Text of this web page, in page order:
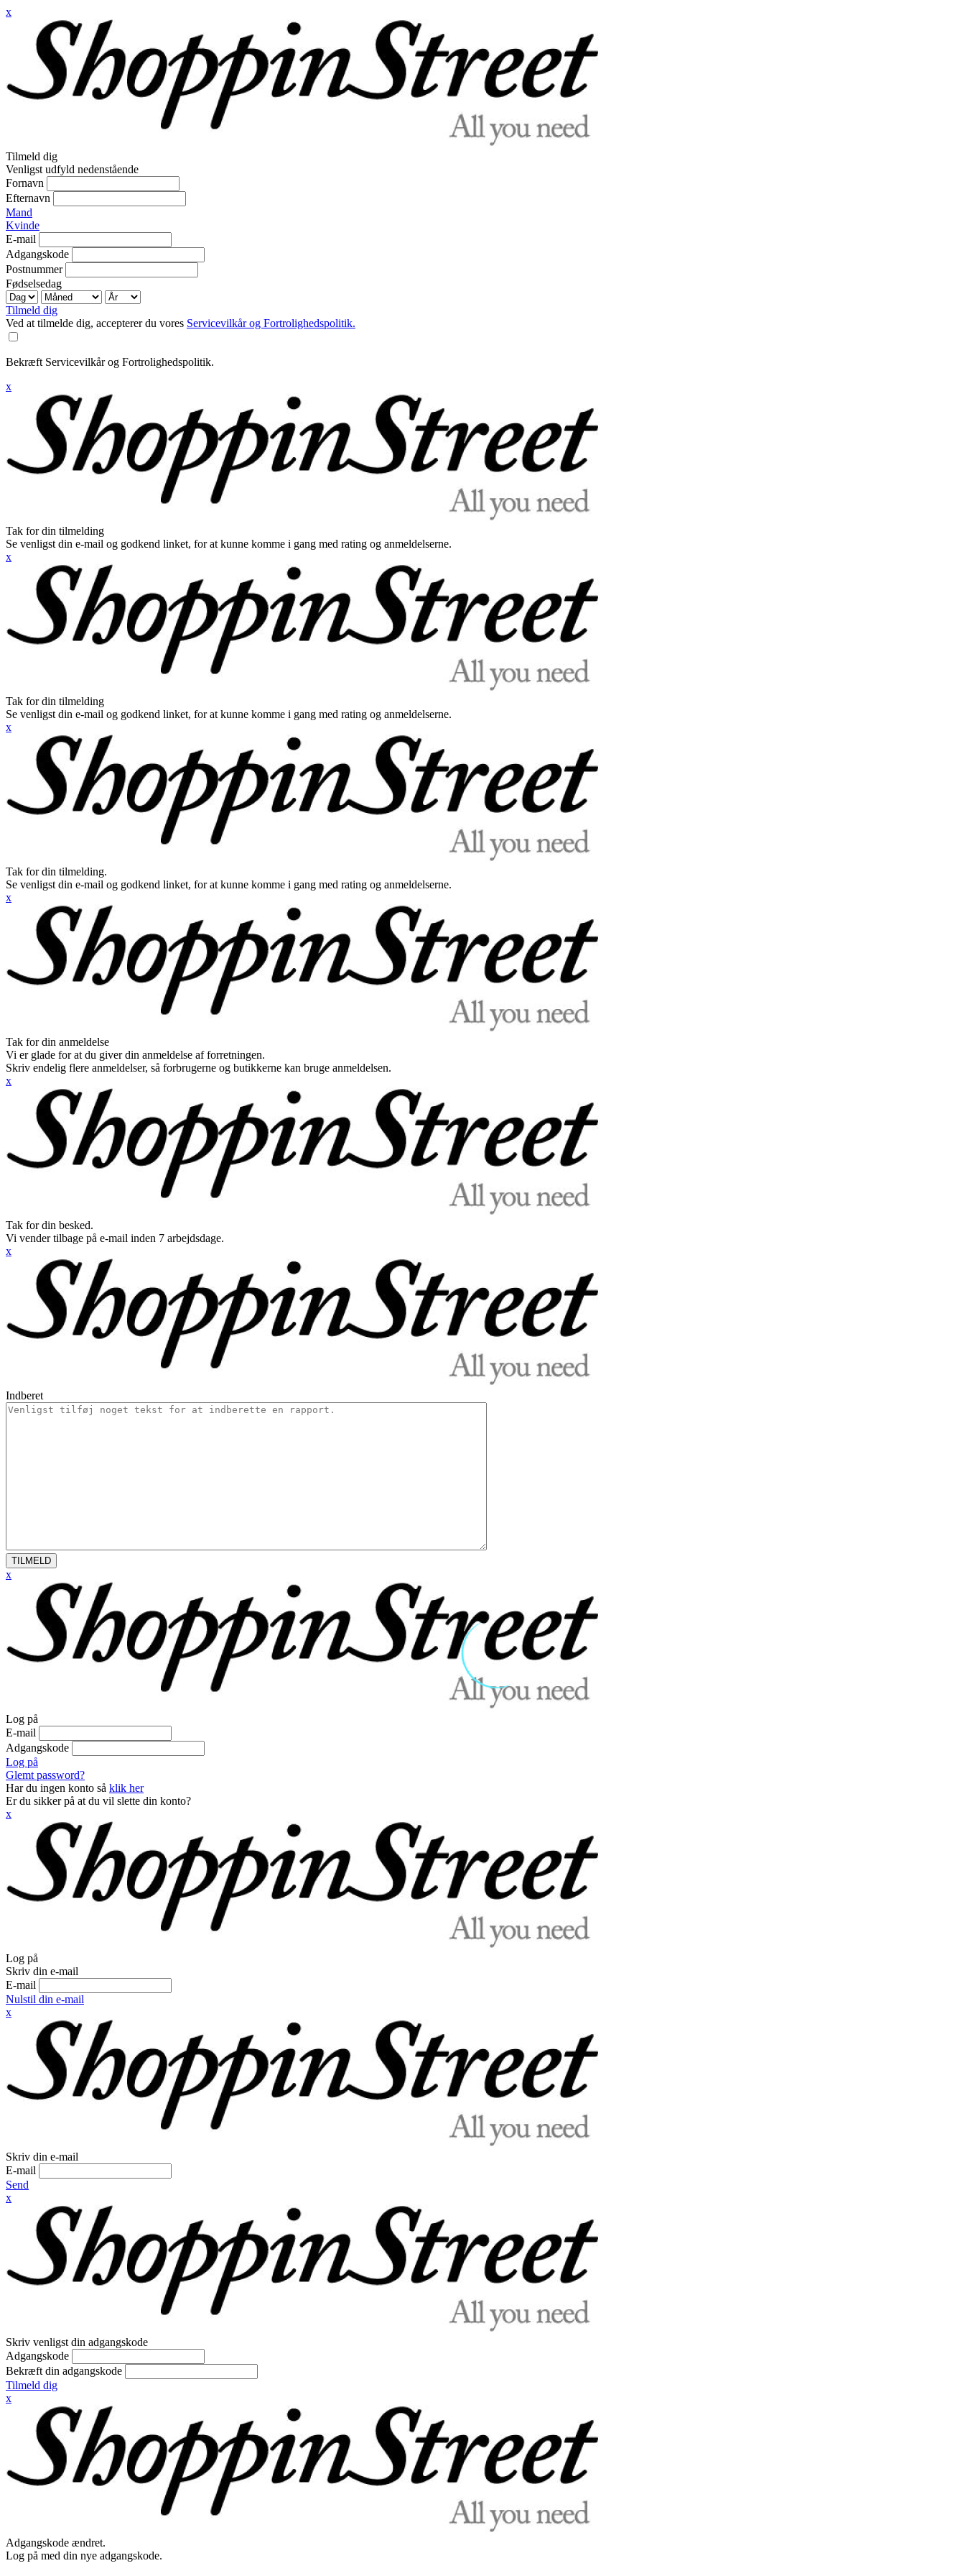
x
Tilmeld dig
Venligst udfyld nedenstående
Fornavn
Efternavn
Mand
Kvinde
E-mail
Adgangskode
Postnummer
Fødselsedag
Tilmeld dig
Ved at tilmelde dig, accepterer du vores Servicevilkår og Fortrolighedspolitik.
Bekræft Servicevilkår og Fortrolighedspolitik.
x
Tak for din tilmelding
Se venligst din e-mail og godkend linket, for at kunne komme i gang med rating og anmeldelserne.
x
Tak for din tilmelding
Se venligst din e-mail og godkend linket, for at kunne komme i gang med rating og anmeldelserne.
x
Tak for din tilmelding.
Se venligst din e-mail og godkend linket, for at kunne komme i gang med rating og anmeldelserne.
x
Tak for din anmeldelse
Vi er glade for at du giver din anmeldelse af forretningen.
Skriv endelig flere anmeldelser, så forbrugerne og butikkerne kan bruge anmeldelsen.
x
Tak for din besked.
Vi vender tilbage på e-mail inden 7 arbejdsdage.
x
Indberet
TILMELD
x
Log på
E-mail
Adgangskode
Log på
Glemt password?
Har du ingen konto så klik her
Er du sikker på at du vil slette din konto?
x
Log på
Skriv din e-mail
E-mail
Nulstil din e-mail
x
Skriv din e-mail
E-mail
Send
x
Skriv venligst din adgangskode
Adgangskode
Bekræft din adgangskode
Tilmeld dig
x
Adgangskode ændret.
Log på med din nye adgangskode.